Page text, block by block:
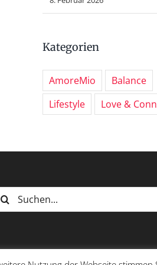
Kategorien
AmoreMio
Balance
Lifestyle
Love &